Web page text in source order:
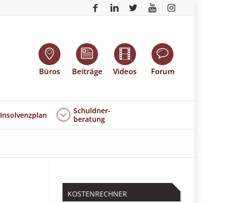
Büros Beiträge Videos Forum
Insolvenzplan
Schuldner-
beratung
KOSTENRECHNER